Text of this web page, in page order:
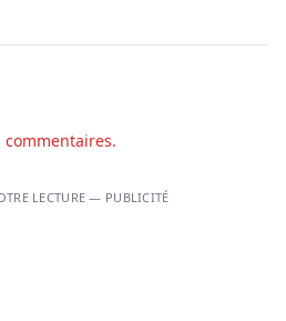
LECTURE — PUBLICITÉ